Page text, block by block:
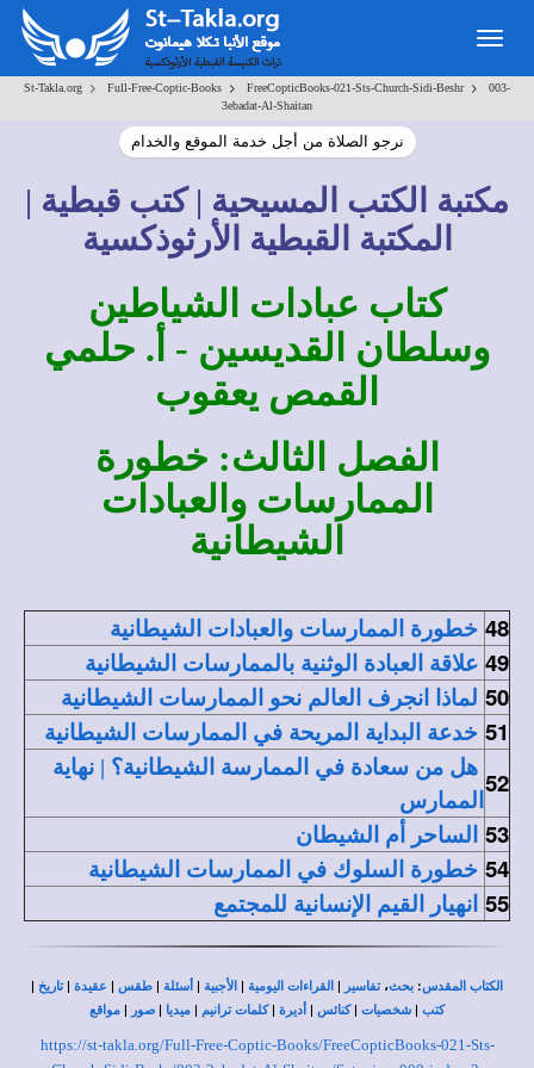
St-Takla.org > Full-Free-Coptic-Books > FreeCopticBooks-021-Sts-Church-Sidi-Beshr>
003-
3ebadat-Al-Shaitan
نرجو الصلاة من أجل خدمة الموقع والخدام
مكتبة الكتب المسيحية | كتب قبطية |
المكتبة القبطية الأرثوذكسية
كتاب عبادات الشياطين
وسلطان القديسين - أ. حلمي
القمص يعقوب
الفصل الثالث: خطورة
الممارسات والعبادات
الشيطانية
48 خطورة الممارسات والعبادات الشيطانية
49 علاقة العبادة الوثنية بالممارسات الشيطانية
50 لماذا انجرف العالم نحو الممارسات الشيطانية
51 خدعة البداية المريحة في الممارسات الشيطانية
52 هل من سعادة في الممارسة الشيطانية؟ | نهاية
الممارس
53 الساحر أم الشيطان
54 خطورة السلوك في الممارسات الشيطانية
55 انهيار القيم الإنسانية للمجتمع
الكتاب المقدس: بحث،تفاسير | القراءات اليومية | الأجبية | أسئلة | طقس | عقيدة |تاريخ |
كتب | شخصيات |كنائس | أديرة |كلمات ترانيم | ميديا | صور | مواقع
https://st-takla.org/Full-Free-Coptic-Books/FreeCopticBooks-021-Sts-